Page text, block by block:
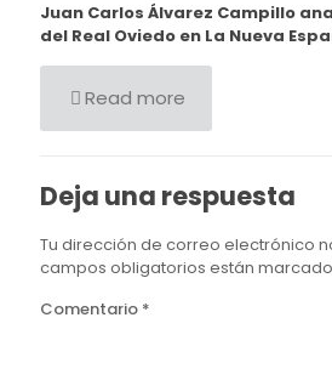
Juan Carlos Álvarez Campillo
del Real Oviedo en La Nueva
Read more
Deja una respuesta
Tu dirección de correo electrónico
campos obligatorios están
Comentario *